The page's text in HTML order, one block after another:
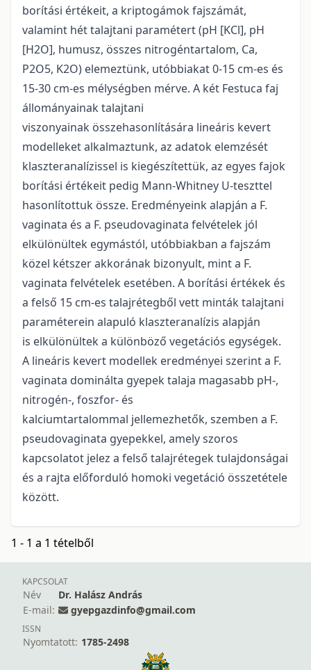
borítási értékeit, a kriptogámok fajszámát,
valamint hét talajtani paramétert (pH [KCl], pH
[H2O], humusz, összes nitrogéntartalom, Ca,
P2O5, K2O) elemeztünk, utóbbiakat 0-15 cm-es és
15-30 cm-es mélységben mérve. A két Festuca faj
állományainak talajtani
viszonyainak összehasonlítására lineáris kevert
modelleket alkalmaztunk, az adatok elemzését
klaszteranalízissel is kiegészítettük, az egyes fajok
borítási értékeit pedig Mann-Whitney U-teszttel
hasonlítottuk össze. Eredményeink alapján a F.
vaginata és a F. pseudovaginata felvételek jól
elkülönültek egymástól, utóbbiakban a fajszám
közel kétszer akkorának bizonyult, mint a F.
vaginata felvételek esetében. A borítási értékek és
a felső 15 cm-es talajrétegből vett minták talajtani
paraméterein alapuló klaszteranalízis alapján
is elkülönültek a különböző vegetációs egységek.
A lineáris kevert modellek eredményei szerint a F.
vaginata dominálta gyepek talaja magasabb pH-,
nitrogén-, foszfor- és
kalciumtartalommal jellemezhetők, szemben a F.
pseudovaginata gyepekkel, amely szoros
kapcsolatot jelez a felső talajrétegek tulajdonságai
és a rajta előforduló homoki vegetáció összetétele
között.
1 - 1 a 1 tételből
KAPCSOLAT
Név
Dr. Halász András
E-mail:
gyepgazdinfo@gmail.com
ISSN
Nyomtatott: 1785-2498